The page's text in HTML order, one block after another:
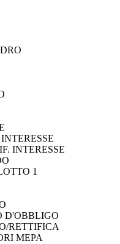
INTERESSE
1
D'OBBLIGO
RETTIFICA
MEPA